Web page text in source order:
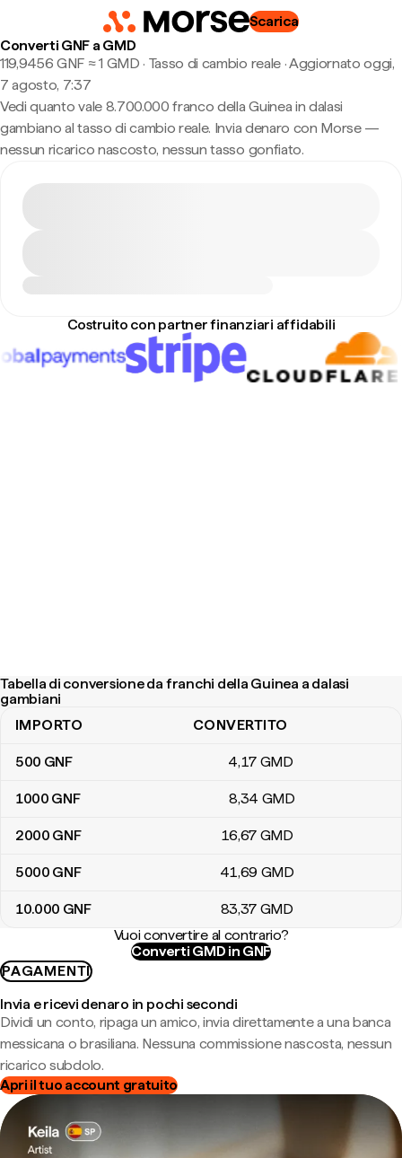
Scarica
Converti GNF a GMD
119,9456 GNF ≈ 1 GMD · Tasso di cambio reale·Aggiornato oggi,
7 agosto, 7:37
Vedi quanto vale 8.700.000 franco della Guinea in dalasi
gambiano al tasso di cambio reale. Invia denaro con Morse —
nessun ricarico nascosto, nessun tasso gonfiato.
Costruito con partner finanziari affidabili
Tabella di conversione da franchi della Guinea a dalasi
gambiani
Tabella di conversione da franchi della Guinea a dalasi gambiani
IMPORTO CONVERTITO
500 GNF 4,17 GMD
1000 GNF 8,34 GMD
2000 GNF 16,67 GMD
5000 GNF 41,69 GMD
10.000 GNF 83,37 GMD
Vuoi convertire al contrario?
Converti GMD in GNF
PAGAMENTI
Invia e ricevi denaro in pochi secondi
Dividi un conto, ripaga un amico, invia direttamente a una banca
messicana o brasiliana. Nessuna commissione nascosta, nessun
ricarico subdolo.
Apri il tuo account gratuito